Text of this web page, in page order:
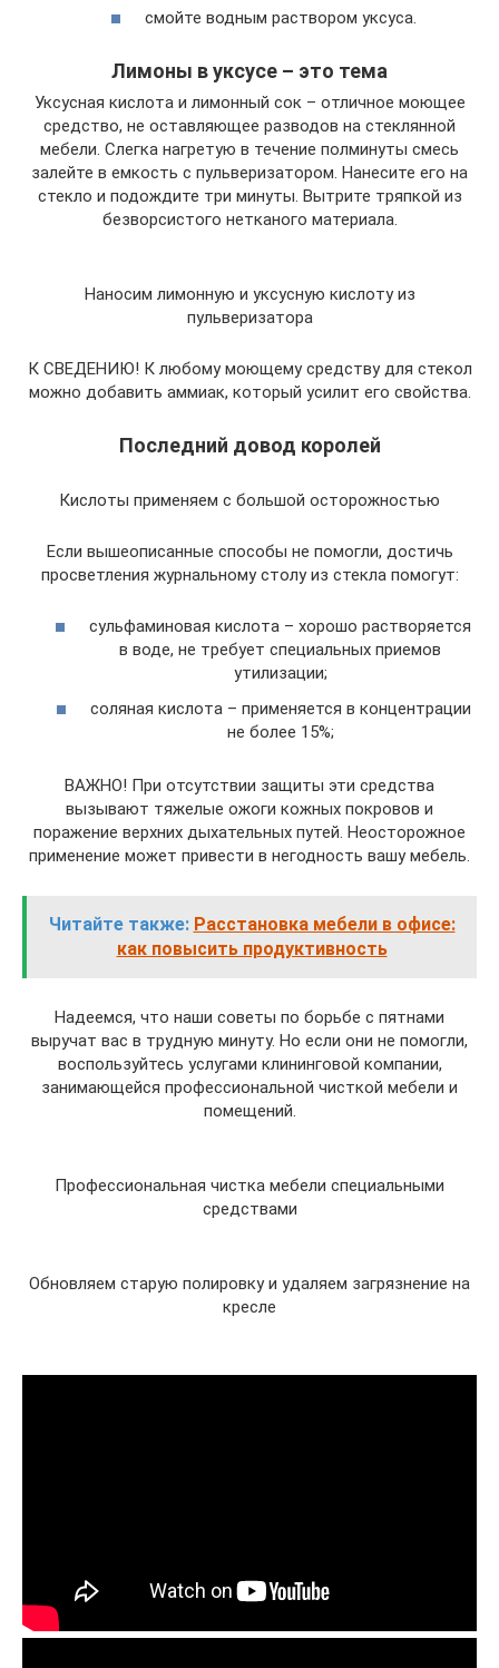
смойте водным раствором уксуса.
Лимоны в уксусе – это тема
Уксусная кислота и лимонный сок – отличное моющее
средство, не оставляющее разводов на стеклянной
мебели. Слегка нагретую в течение полминуты смесь
залейте в емкость с пульверизатором. Нанесите его на
стекло и подождите три минуты. Вытрите тряпкой из
безворсистого нетканого материала.
Наносим лимонную и уксусную кислоту из
пульверизатора
К СВЕДЕНИЮ! К любому моющему средству для стекол
можно добавить аммиак, который усилит его свойства.
Последний довод королей
Кислоты применяем с большой осторожностью
Если вышеописанные способы не помогли, достичь
просветления журнальному столу из стекла помогут:
сульфаминовая кислота – хорошо растворяется
в воде, не требует специальных приемов
утилизации;
соляная кислота – применяется в концентрации
не более 15%;
ВАЖНО! При отсутствии защиты эти средства
вызывают тяжелые ожоги кожных покровов и
поражение верхних дыхательных путей. Неосторожное
применение может привести в негодность вашу мебель.
Читайте также: Расстановка мебели в офисе:
как повысить продуктивность
Надеемся, что наши советы по борьбе с пятнами
выручат вас в трудную минуту. Но если они не помогли,
воспользуйтесь услугами клининговой компании,
занимающейся профессиональной чисткой мебели и
помещений.
Профессиональная чистка мебели специальными
средствами
Обновляем старую полировку и удаляем загрязнение на
кресле